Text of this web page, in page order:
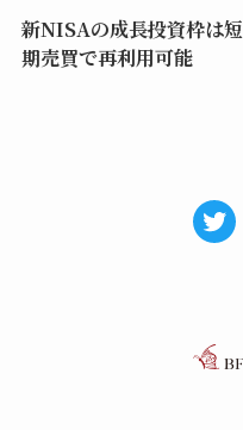
新NISAの成長投資枠は短
期売買で再利用可能